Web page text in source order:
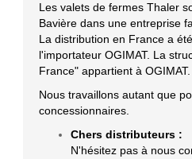
Les valets de fermes Thaler
Bavière dans une entreprise
La distribution en France a
l'importateur OGIMAT. La
France" appartient à OGIMAT.
Nous travaillons autant que
concessionnaires.
Chers distributeurs :
N'hésitez pas à nous